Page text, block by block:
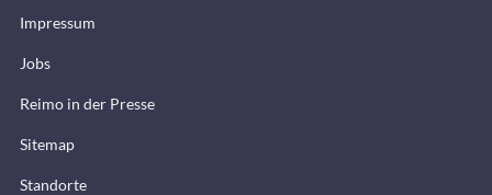
Impressum
Jobs
Reimo in der Presse
Sitemap
Standorte